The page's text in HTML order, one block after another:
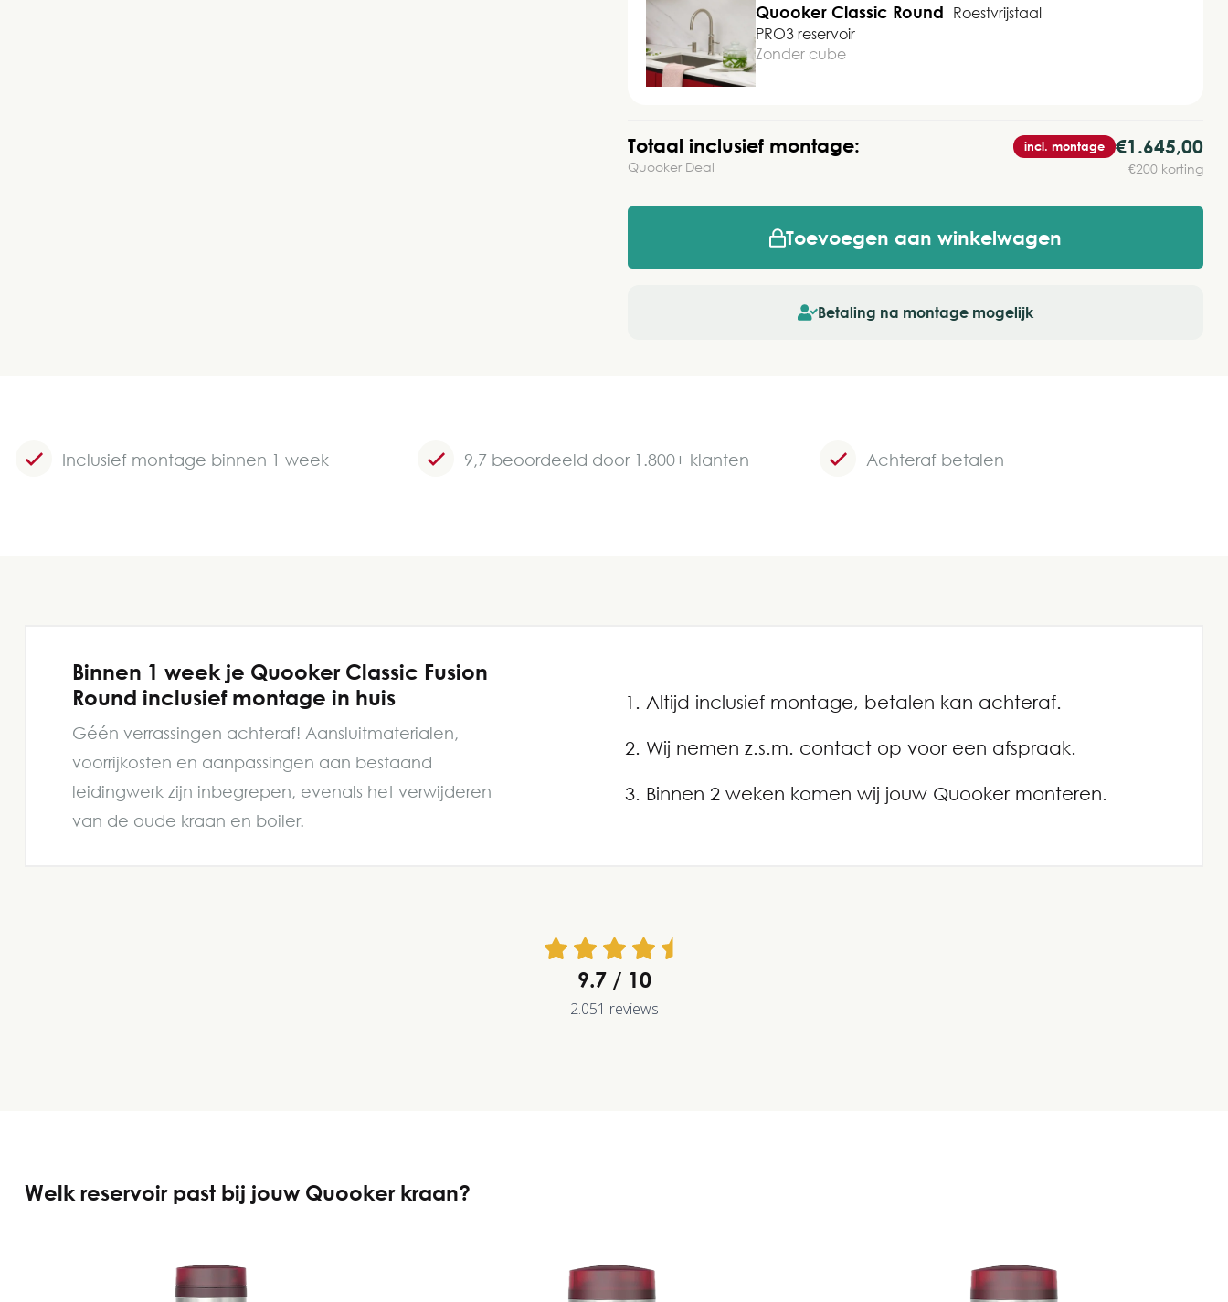
Quooker Classic Round Roestvrijstaal
PRO3 reservoir
Zonder cube
Totaal inclusief montage:
Quooker Deal
incl. montage €1.645,00
€200 korting
Toevoegen aan winkelwagen
Betaling na montage mogelijk
Inclusief montage binnen 1 week 9,7 beoordeeld door 1.800+ klanten Achteraf betalen
Binnen 1 week je Quooker Classic Fusion
Round inclusief montage in huis
Géén verrassingen achteraf! Aansluitmaterialen,
voorrijkosten en aanpassingen aan bestaand
leidingwerk zijn inbegrepen, evenals het verwijderen
van de oude kraan en boiler.
Altijd inclusief montage, betalen kan achteraf.
Wij nemen z.s.m. contact op voor een afspraak.
Binnen 2 weken komen wij jouw Quooker monteren.
9.7
2.051 reviews
Welk reservoir past bij jouw Quooker kraan?